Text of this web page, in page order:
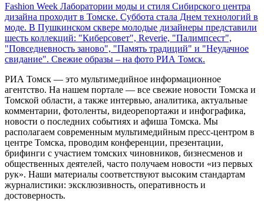
Fashion Week Лаборатории моды и стиля Сибирского центра
дизайна проходит в Томске. Суббота стала Днем технологий в
моде. В Пушкинском сквере молодые дизайнеры представили
шесть коллекций: "Киберсовет", Reverie, "Палимпсест",
"Повседневность заново", "Память традиций" и "Неудачное
свидание". Свежие образы – на фото РИА Томск.
РИА Томск — это мультимедийное информационное
агентство. На нашем портале — все свежие новости Томска и
Томской области, а также интервью, аналитика, актуальные
комментарии, фотоленты, видеорепортажи и инфографика,
новости о последних событиях и афиша Томска. Мы
располагаем современным мультимедийным пресс-центром в
центре Томска, проводим конференции, презентации,
брифинги с участием томских чиновников, бизнесменов и
общественных деятелей, часто получаем новости «из первых
рук». Наши материалы соответствуют высоким стандартам
журналистики: эксклюзивность, оперативность и
достоверность.